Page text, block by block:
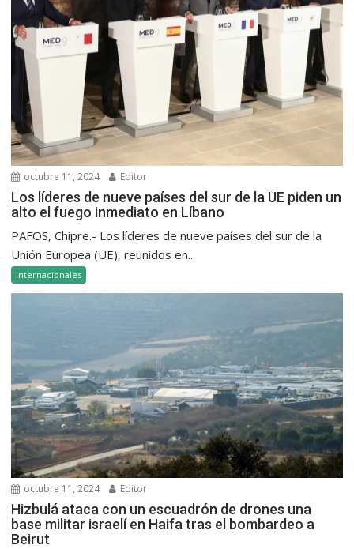
octubre 11, 2024 Editor
Los líderes de nueve países del sur de la UE piden un
alto el fuego inmediato en Líbano
PAFOS, Chipre.- Los líderes de nueve países del sur de la
Unión Europea (UE), reunidos en...
Internacionales
octubre 11, 2024 Editor
Hizbulá ataca con un escuadrón de drones una
base militar israelí en Haifa tras el bombardeo a
Beirut